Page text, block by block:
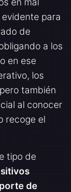
para
de
a los
en ese
los
también
al conocer
recoge el
tipo de
de